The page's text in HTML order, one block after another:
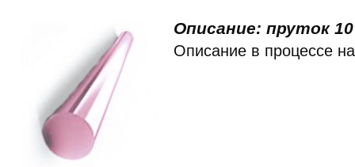
Описание: пруток
Описание в процессе